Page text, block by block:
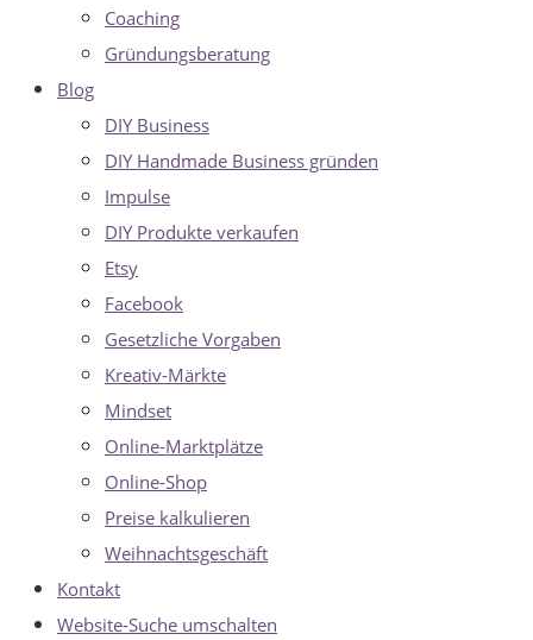
Coaching
Gründungsberatung
Blog
DIY Business
DIY Handmade Business gründen
Impulse
DIY Produkte verkaufen
Etsy
Facebook
Gesetzliche Vorgaben
Kreativ-Märkte
Mindset
Online-Marktplätze
Online-Shop
Preise kalkulieren
Weihnachtsgeschäft
Kontakt
Website-Suche umschalten